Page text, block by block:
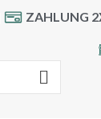
ZAHLUNG